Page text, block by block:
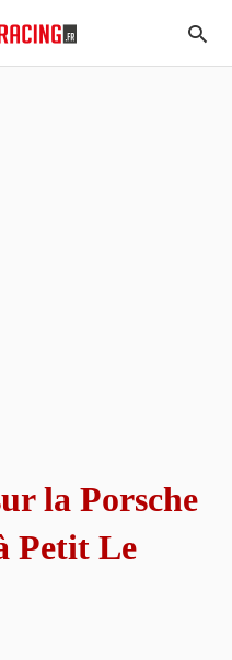
la Porsche
Petit Le